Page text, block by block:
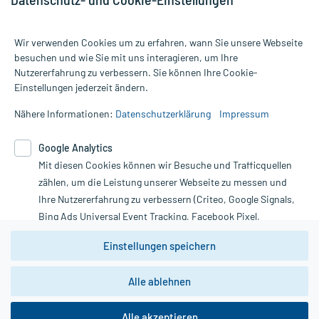
Alle Preise gelten inkl. MwSt., ggf. zzgl. Versandkosten
Informationen auf dieser Website werden ausschließlich für
die Untersuchung und Behandlung durch einen Arzt. Bitte
Therapien eingeleitet werden können. | Diese Webseite benutzt
Google Analytics. Lesen Sie bitte dazu die wichtigen Hinweise in
unserer Datenschutzerklärung. Für den Widerruf einer Bestellung
nutzen Sie das Formular:
Vertrag widerrufen
*Hinweise zu unseren Aktionen und Bewertungen
Wir verwenden Cookies um zu erfahren, wann Sie unsere Webseite
besuchen und wie Sie mit uns interagieren, um Ihre
Nutzererfahrung zu verbessern. Sie können Ihre Cookie-
Einstellungen jederzeit ändern.
Nähere Informationen: Datenschutzerklärung Impressum
Google Analytics
Mit diesen Cookies können wir Besuche und Trafficquellen
zählen, um die Leistung unserer Webseite zu messen und
Ihre Nutzererfahrung zu verbessern (Criteo, Google Signals,
Bing Ads Universal Event Tracking, Facebook Pixel,
Youtube-Social Plugin).
Wir weisen darauf hin, dass die
zwingend den Europäischen Anforderungen gem. EU-
DSGVO genügen und ein Datentransfer in Drittstaaten bzw.
Einstellungen speichern
Alle ablehnen